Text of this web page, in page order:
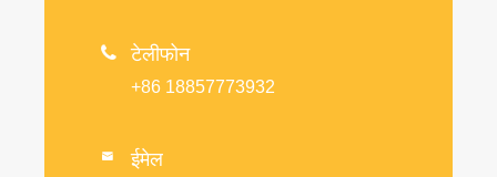
 टेलीफोन
+86 18857773932
 ईमेल